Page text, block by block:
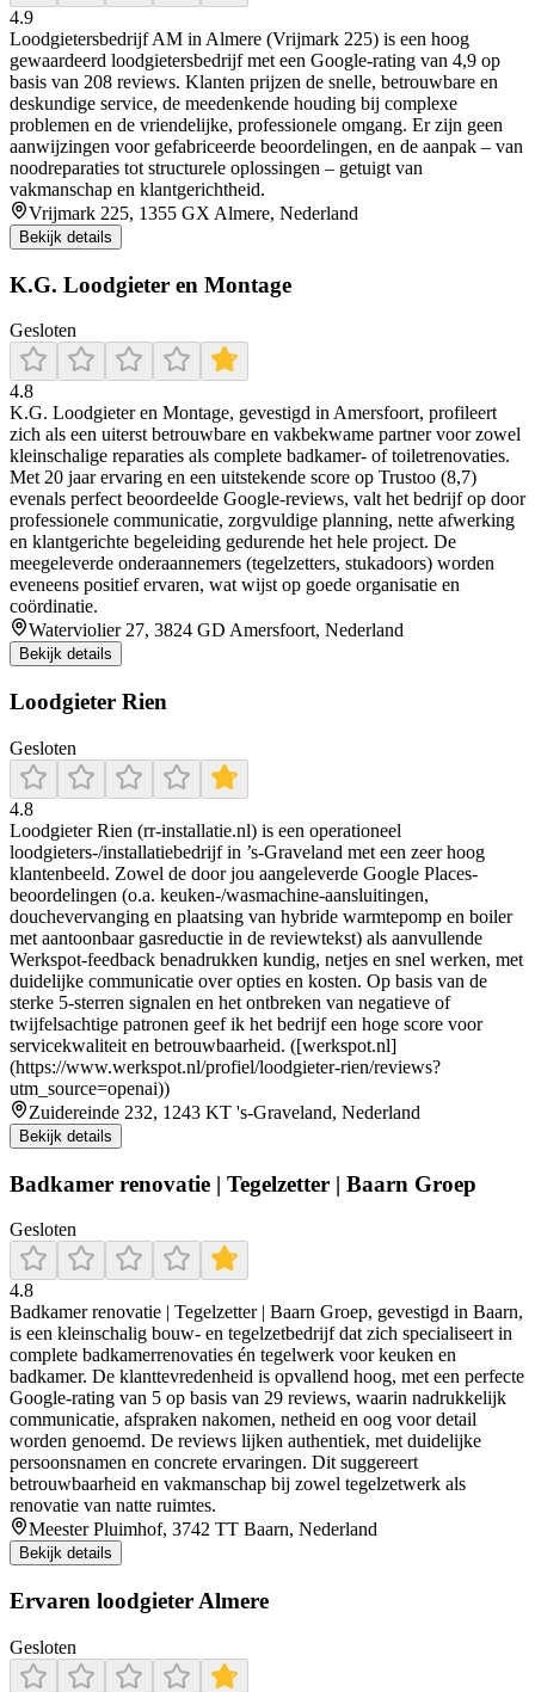
4.9
Loodgietersbedrijf AM in Almere (Vrijmark 225) is een hoog
gewaardeerd loodgietersbedrijf met een Google-rating van 4,9 op
basis van 208 reviews. Klanten prijzen de snelle, betrouwbare en
deskundige service, de meedenkende houding bij complexe
problemen en de vriendelijke, professionele omgang. Er zijn geen
aanwijzingen voor gefabriceerde beoordelingen, en de aanpak – van
noodreparaties tot structurele oplossingen – getuigt van
vakmanschap en klantgerichtheid.
Vrijmark 225, 1355 GX Almere, Nederland
Bekijk details
K.G. Loodgieter en Montage
Gesloten
4.8
K.G. Loodgieter en Montage, gevestigd in Amersfoort, profileert
zich als een uiterst betrouwbare en vakbekwame partner voor zowel
kleinschalige reparaties als complete badkamer‑ of toiletrenovaties.
Met 20 jaar ervaring en een uitstekende score op Trustoo (8,7)
evenals perfect beoordeelde Google‑reviews, valt het bedrijf op door
professionele communicatie, zorgvuldige planning, nette afwerking
en klantgerichte begeleiding gedurende het hele project. De
meegeleverde onderaannemers (tegelzetters, stukadoors) worden
eveneens positief ervaren, wat wijst op goede organisatie en
coördinatie.
Waterviolier 27, 3824 GD Amersfoort, Nederland
Bekijk details
Loodgieter Rien
Gesloten
4.8
Loodgieter Rien (rr-installatie.nl) is een operationeel
loodgieters-/installatiebedrijf in ’s-Graveland met een zeer hoog
klantenbeeld. Zowel de door jou aangeleverde Google Places-
beoordelingen (o.a. keuken-/wasmachine-aansluitingen,
douchevervanging en plaatsing van hybride warmtepomp en boiler
met aantoonbaar gasreductie in de reviewtekst) als aanvullende
Werkspot-feedback benadrukken kundig, netjes en snel werken, met
duidelijke communicatie over opties en kosten. Op basis van de
sterke 5-sterren signalen en het ontbreken van negatieve of
twijfelsachtige patronen geef ik het bedrijf een hoge score voor
servicekwaliteit en betrouwbaarheid. ([werkspot.nl]
(https://www.werkspot.nl/profiel/loodgieter-rien/reviews?
utm_source=openai))
Zuidereinde 232, 1243 KT 's-Graveland, Nederland
Bekijk details
Badkamer renovatie | Tegelzetter | Baarn Groep
Gesloten
4.8
Badkamer renovatie | Tegelzetter | Baarn Groep, gevestigd in Baarn,
is een kleinschalig bouw- en tegelzetbedrijf dat zich specialiseert in
complete badkamerrenovaties én tegelwerk voor keuken en
badkamer. De klanttevredenheid is opvallend hoog, met een perfecte
Google-rating van 5 op basis van 29 reviews, waarin nadrukkelijk
communicatie, afspraken nakomen, netheid en oog voor detail
worden genoemd. De reviews lijken authentiek, met duidelijke
persoonsnamen en concrete ervaringen. Dit suggereert
betrouwbaarheid en vakmanschap bij zowel tegelzetwerk als
renovatie van natte ruimtes.
Meester Pluimhof, 3742 TT Baarn, Nederland
Bekijk details
Ervaren loodgieter Almere
Gesloten